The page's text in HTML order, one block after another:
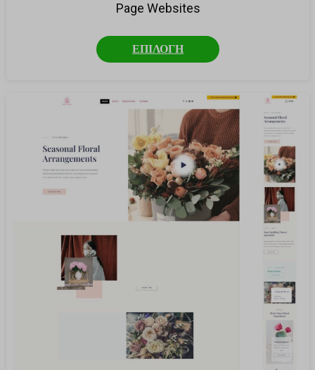
Page Websites
ΕΠΙΛΟΓΗ